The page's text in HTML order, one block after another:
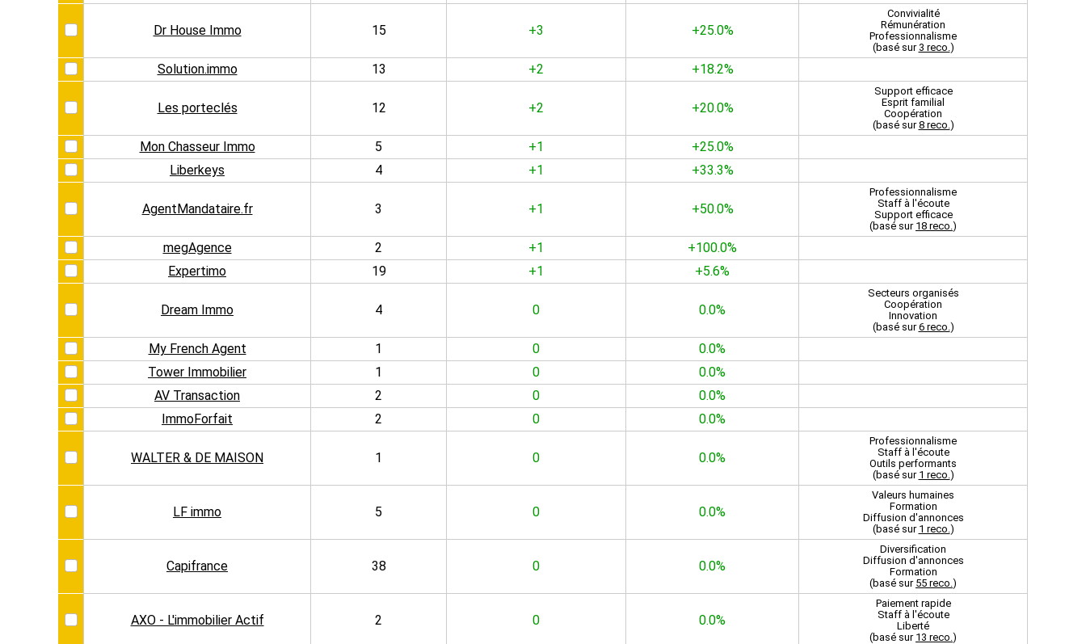
Dr House Immo 15 +3 +25.0%
Convivialité
Rémunération
Professionnalisme
(basé sur 3 reco. )
Solution.immo 13 +2 +18.2%
Les porteclés 12 +2 +20.0%
Support efficace
Esprit familial
Coopération
(basé sur8 reco. )
Mon Chasseur Immo 5 +1
+25.0%
Liberkeys
4 +1 +33.3%
AgentMandataire.fr 3 +1 +50.0%
Professionnalisme
Staff à l'écoute
Support efficace
(basé sur 18 reco. )
megAgence 2 +1
+100.0%
Expertimo
19 +1 +5.6%
Dream Immo 4 0 0.0%
Secteurs organisés
Coopération
Innovation
(basé sur6 reco. )
My French Agent 1 0
0.0%
Tower Immobilier
1 0
0.0%
AV Transaction
2 0
0.0%
ImmoForfait
2 0 0.0%
WALTER & DE MAISON 1 0 0.0%
Professionnalisme
Staff à l'écoute
Outils performants
(basé sur 1 reco. )
LF immo 5 0 0.0%
Valeurs humaines
Formation
Diffusion d'annonces
(basé sur 1 reco. )
Capifrance 38 0 0.0%
Diversification
Diffusion d'annonces
Formation
(basé sur 55 reco. )
AXO - L'immobilier Actif 2 0 0.0%
Paiement rapide
Staff à l'écoute
Liberté
(basé sur 13 reco. )